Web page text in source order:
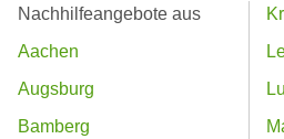
Nachhilfeangebote aus
Aachen
Augsburg
Bamberg